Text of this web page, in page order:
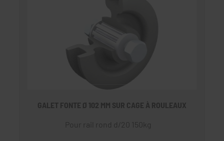
GALET FONTE Ø 102 MM SUR CAGE À ROULEAUX
Pour rail rond d/20 150kg